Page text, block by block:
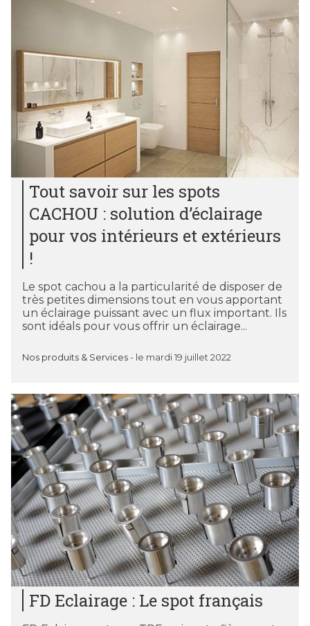
Tout savoir sur les spots
CACHOU : solution d’éclairage
pour vos intérieurs et extérieurs
!
Le spot cachou a la particularité de disposer de
très petites dimensions tout en vous apportant
un éclairage puissant avec un flux important. Ils
sont idéals pour vous offrir un éclairage...
Nos produits & Services - le mardi 19 juillet 2022
FD Eclairage : Le spot français